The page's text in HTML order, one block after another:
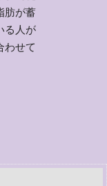
肪が蓄
る人が
わせて